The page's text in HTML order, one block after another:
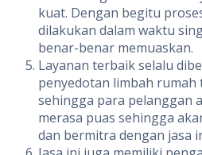
kuat. Dengan begitu
dilakukan dalam waktu
benar-benar memuaskan.
Layanan terbaik selalu
penyedotan limbah
sehingga para pelanggan
merasa puas sehingga
dan bermitra dengan jasa